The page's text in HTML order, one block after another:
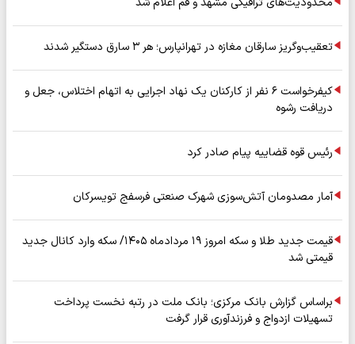
تعقیب‌وگریز سارقان مغازه در تهرانپارس؛ هر ۳ سارق دستگیر شدند
کیفرخواست ۶ نفر از کارکنان یک نهاد اجرایی به اتهام اختلاس، جعل و
دریافت رشوه
رئیس قوه قضاییه پیام صادر کرد
آمار مصدومان آتش‌سوزی شهرک صنعتی فرسفج تویسرکان
قیمت جدید طلا و سکه امروز ۱۹ مردادماه ۱۴۰۵/ سکه وارد کانال جدید
قیمتی شد
براساس گزارش بانک مرکزی؛ بانک ملت در رتبه نخست پرداخت
تسهیلات ازدواج و فرزندآوری قرار گرفت